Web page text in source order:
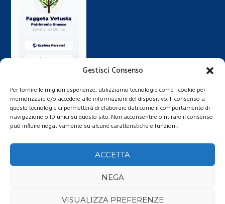
Gestisci Consenso
Per fornire le migliori esperienze, utilizziamo tecnologie come i cookie per
memorizzare e/o accedere alle informazioni del dispositivo. Il consenso a
queste tecnologie ci permetterà di elaborare dati come il comportamento di
navigazione o ID unici su questo sito. Non acconsentire o ritirare il consenso
può influire negativamente su alcune caratteristiche e funzioni.
ACCETTA
NEGA
VISUALIZZA PREFERENZE